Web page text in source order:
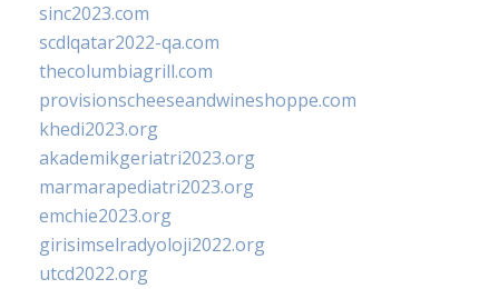
sinc2023.com
scdlqatar2022-qa.com
thecolumbiagrill.com
provisionscheeseandwineshoppe.com
khedi2023.org
akademikgeriatri2023.org
marmarapediatri2023.org
emchie2023.org
girisimselradyoloji2022.org
utcd2022.org